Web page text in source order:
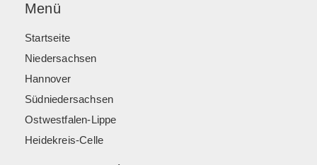
Menü
Startseite
Niedersachsen
Hannover
Südniedersachsen
Ostwestfalen-Lippe
Heidekreis-Celle